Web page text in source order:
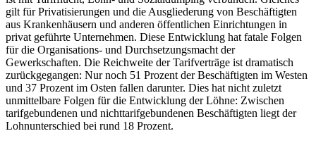
gilt für Privatisierungen und die Ausgliederung von Beschäftigten
aus Krankenhäusern und anderen öffentlichen Einrichtungen in
privat geführte Unternehmen. Diese Entwicklung hat fatale Folgen
für die Organisations- und Durchsetzungsmacht der
Gewerkschaften. Die Reichweite der Tarifverträge ist dramatisch
zurückgegangen: Nur noch 51 Prozent der Beschäftigten im Westen
und 37 Prozent im Osten fallen darunter. Dies hat nicht zuletzt
unmittelbare Folgen für die Entwicklung der Löhne: Zwischen
tarifgebundenen und nichttarifgebundenen Beschäftigten liegt der
Lohnunterschied bei rund 18 Prozent.